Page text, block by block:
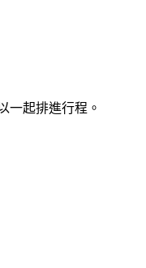
一起排進行程。